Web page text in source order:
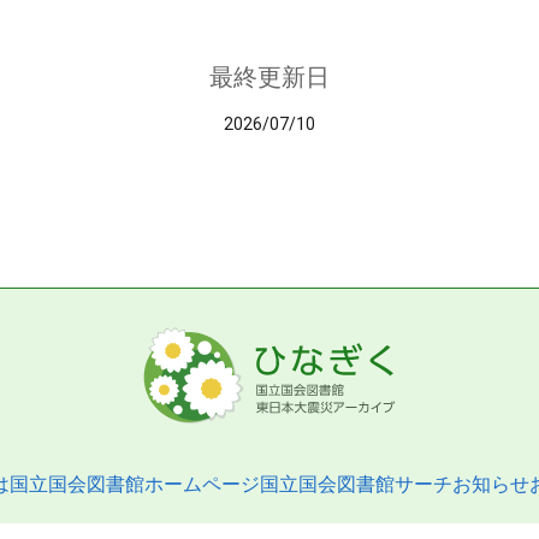
最終更新日
2026/07/10
国立国会図書館ホームページ国立国会図書館サーチお知らせ